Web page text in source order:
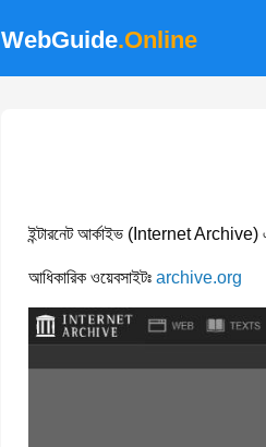
WebGuide.Online
ইন্টারনেট আর্কাইভ (Internet Archive)
আধিকারিক ওয়েবসাইটঃ archive.org